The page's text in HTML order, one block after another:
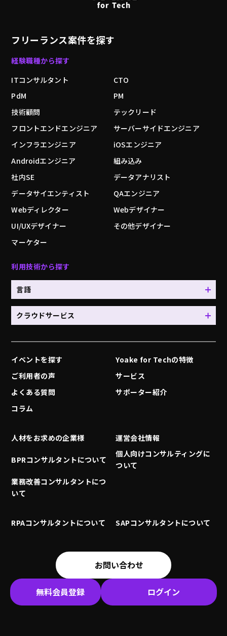
フリーランス案件を探す
経験職種から探す
ITコンサルタント
CTO
PdM
PM
技術顧問
テックリード
フロントエンドエンジニア
サーバーサイドエンジニア
インフラエンジニア
iOSエンジニア
Androidエンジニア
組み込み
社内SE
データアナリスト
データサイエンティスト
QAエンジニア
Webディレクター
Webデザイナー
UI/UXデザイナー
その他デザイナー
マーケター
利用技術から探す
言語
クラウドサービス
イベントを探す
Yoake for Techの特徴
ご利用者の声
サービス
よくある質問
サポーター紹介
コラム
人材をお求めの企業様 運営会社情報
BPRコンサルタントについて
個人向けコンサルティングに
ついて
業務改善コンサルタントにつ
いて
RPAコンサルタントについて SAPコンサルタントについて
お問い合わせ
無料会員登録 ログイン